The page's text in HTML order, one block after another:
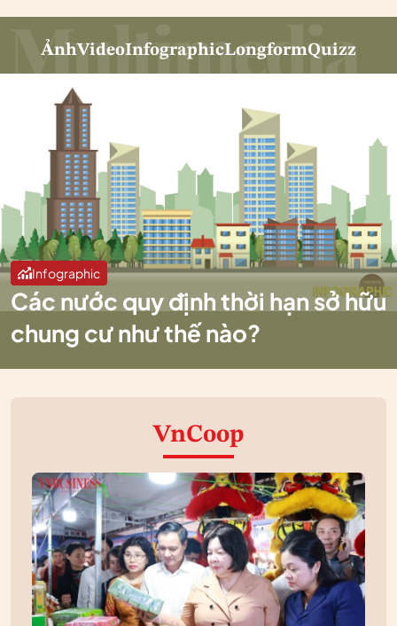
ẢnhVideoInfographicLongformQuizz
Infographic
Các nước quy định thời hạn sở hữu
chung cư như thế nào?
VnCoop